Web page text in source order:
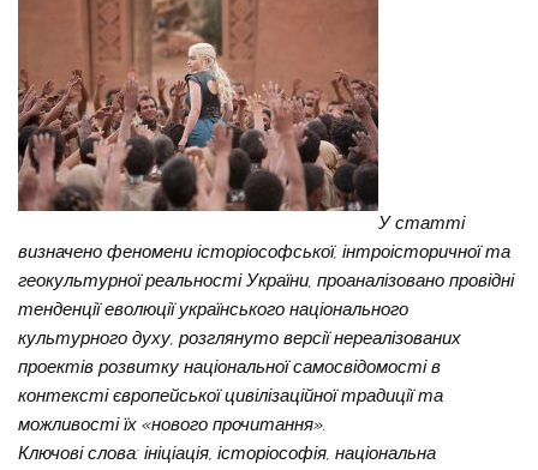
У статті
визначено феномени історіософської, інтроісторичної та
геокультурної реальності України, проаналізовано провідні
тенденції еволюції українського національного
культурного духу, розглянуто версії нереалізованих
проектів розвитку національної самосвідомості в
контексті європейської цивілізаційної традиції та
можливості їх «нового прочитання».
Ключові слова: ініціація, історіософія, національна